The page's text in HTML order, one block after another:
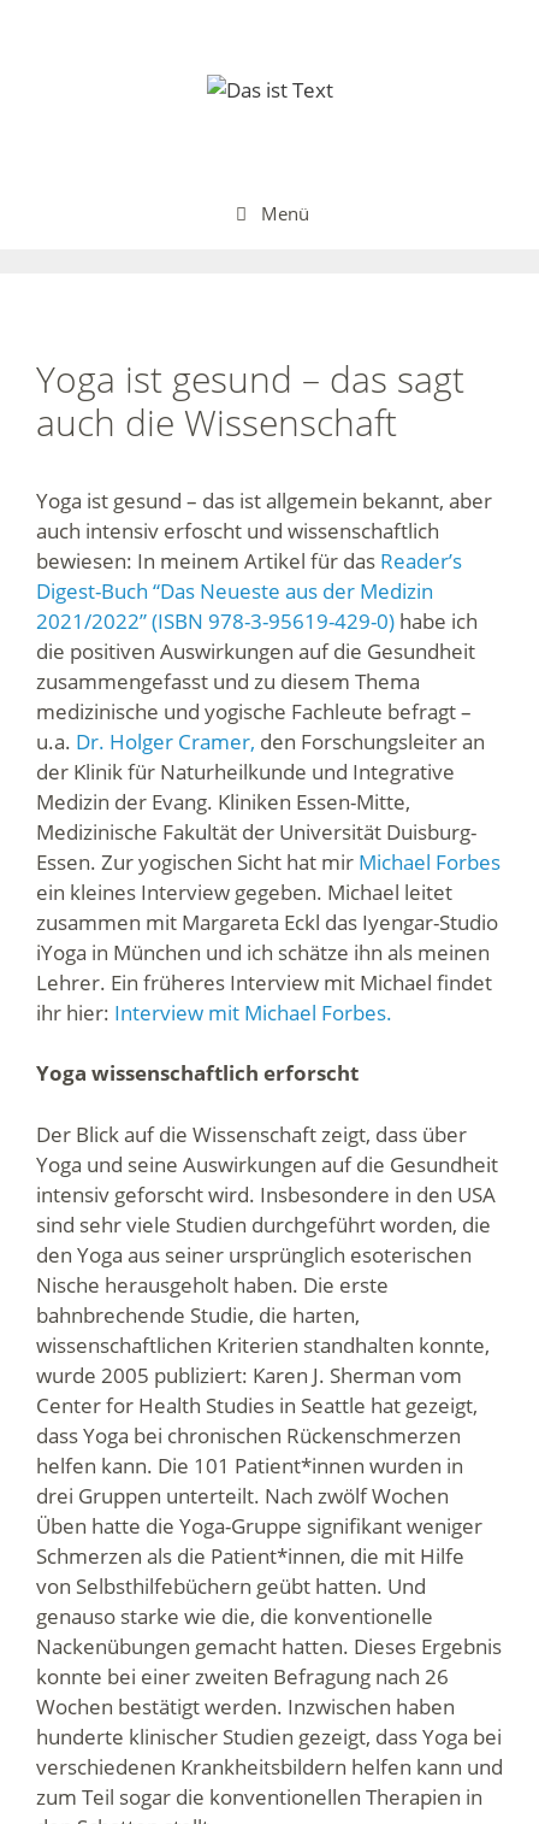
Menü
Yoga ist gesund – das sagt
auch die Wissenschaft
Yoga ist gesund – das ist allgemein bekannt, aber
auch intensiv erfoscht und wissenschaftlich
bewiesen: In meinem Artikel für das Reader’s
Digest-Buch “Das Neueste aus der Medizin
2021/2022” (ISBN 978-3-95619-429-0) habe ich
die positiven Auswirkungen auf die Gesundheit
zusammengefasst und zu diesem Thema
medizinische und yogische Fachleute befragt –
u.a. Dr. Holger Cramer, den Forschungsleiter an
der Klinik für Naturheilkunde und Integrative
Medizin der Evang. Kliniken Essen-Mitte,
Medizinische Fakultät der Universität Duisburg-
Essen. Zur yogischen Sicht hat mir Michael Forbes
ein kleines Interview gegeben. Michael leitet
zusammen mit Margareta Eckl das Iyengar-Studio
iYoga in München und ich schätze ihn als meinen
Lehrer. Ein früheres Interview mit Michael findet
ihr hier: Interview mit Michael Forbes.
Yoga wissenschaftlich erforscht
Der Blick auf die Wissenschaft zeigt, dass über
Yoga und seine Auswirkungen auf die Gesundheit
intensiv geforscht wird. Insbesondere in den USA
sind sehr viele Studien durchgeführt worden, die
den Yoga aus seiner ursprünglich esoterischen
Nische herausgeholt haben. Die erste
bahnbrechende Studie, die harten,
wissenschaftlichen Kriterien standhalten konnte,
wurde 2005 publiziert: Karen J. Sherman vom
Center for Health Studies in Seattle hat gezeigt,
dass Yoga bei chronischen Rückenschmerzen
helfen kann. Die 101 Patient*innen wurden in
drei Gruppen unterteilt. Nach zwölf Wochen
Üben hatte die Yoga-Gruppe signifikant weniger
Schmerzen als die Patient*innen, die mit Hilfe
von Selbsthilfebüchern geübt hatten. Und
genauso starke wie die, die konventionelle
Nackenübungen gemacht hatten. Dieses Ergebnis
konnte bei einer zweiten Befragung nach 26
Wochen bestätigt werden. Inzwischen haben
hunderte klinischer Studien gezeigt, dass Yoga bei
verschiedenen Krankheitsbildern helfen kann und
zum Teil sogar die konventionellen Therapien in